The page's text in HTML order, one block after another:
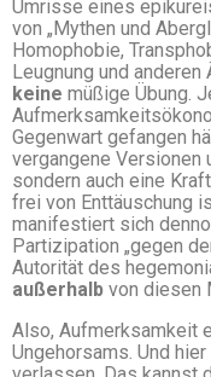
Umrisse eines
von „Mythen und
Homophobie,
Leugnung und
keine müßige Übung.
Gegenwart gefangen
vergangene Versionen
sondern auch eine
frei von Enttäuschung
manifestiert sich
Partizipation „gegen
Autorität des
außerhalb von diesen
Also, Aufmerksamkeit
Ungehorsams. Und